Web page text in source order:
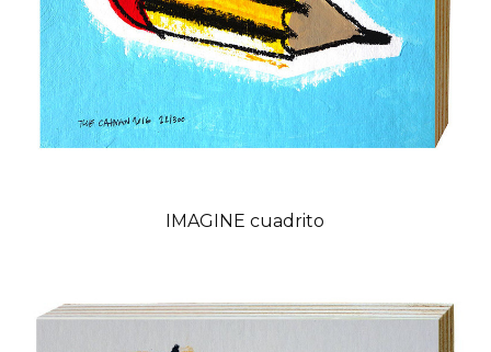
IMAGINE cuadrito